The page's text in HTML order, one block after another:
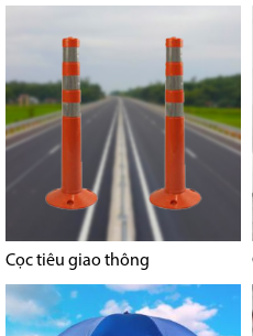
Cọc tiêu giao thông